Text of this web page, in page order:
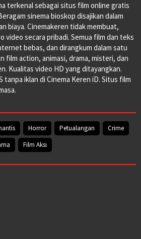
terkenal sebagai situs film online gratis
sinema bioskop disajikan dalam
biaya. Cinemakeren tidak membuat,
video secara pribadi. Semua film dan teks
bebas, dan dirangkum dalam satu
film action, animasi, drama, misteri, dan
Kualitas video HD yang ditayangkan.
tanpa iklan di Cinema Keren iD. Situs film
Horror Petualangan
Crime
Film Aksi